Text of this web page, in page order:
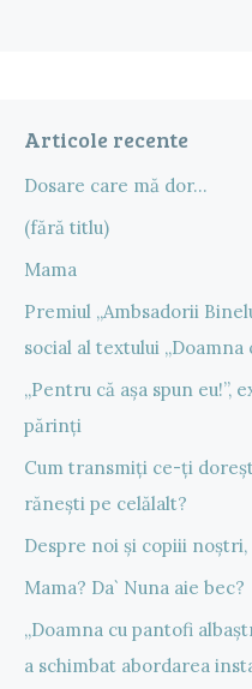
Articole recente
Dosare care mă dor…
(fără titlu)
Mama
Premiul „Ambsadorii
social al textului
„Pentru că așa spun eu!”,
părinți
Cum transmiți ce-ți
rănești pe celălalt?
Despre noi și copiii
Mama? Da` Nuna aie bec?
„Doamna cu pantofi
a schimbat abordarea